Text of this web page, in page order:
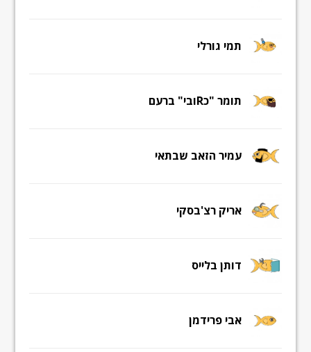
תמי גורלי
תומר "כRובי" ברעם
עמיר הזאב שבתאי
אריק רצ'בסקי
דותן בלייס
אבי פרידמן